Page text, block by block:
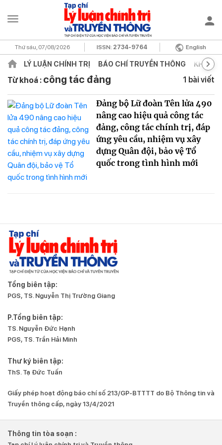
Thứ sáu, 07/08/2026 ISSN: 2734-9764 English
LÝ LUẬN CHÍNH TRỊ BÁO CHÍ TRUYỀN THÔNG KHOA
Từ khoá : công tác đảng 1 bài viết
Đảng bộ Lữ đoàn Tên lửa 490
nâng cao hiệu quả công tác
đảng, công tác chính trị, đáp
ứng yêu cầu, nhiệm vụ xây
dựng Quân đội, bảo vệ Tổ
quốc trong tình hình mới
Tổng biên tập:
PGS, TS. Nguyễn Thị Trường Giang
P.Tổng biên tập:
TS. Nguyễn Đức Hạnh
PGS, TS. Trần Hải Minh
Thư ký biên tập:
ThS. Tạ Đức Tuấn
Giấy phép hoạt động báo chí số 213/GP-BTTTT do Bộ Thông tin và
Truyền thông cấp, ngày 13/4/2021
Thông tin tòa soạn :